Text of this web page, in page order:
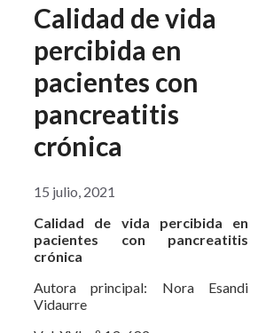
Calidad de vida
percibida en
pacientes con
pancreatitis
crónica
15 julio, 2021
Calidad de vida percibida en
pacientes con pancreatitis
crónica
Autora principal: Nora Esandi
Vidaurre